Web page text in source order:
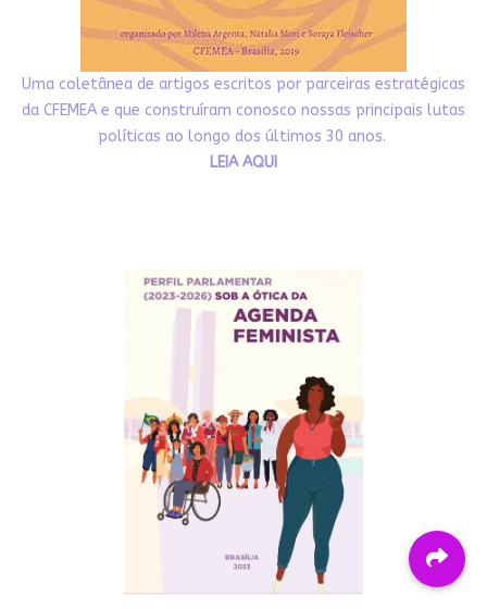
Uma coletânea de artigos escritos por parceiras estratégicas
da CFEMEA e que construíram conosco nossas principais lutas
políticas ao longo dos últimos 30 anos.
LEIA AQUI